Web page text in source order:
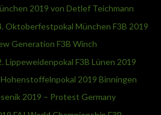
2019 von Detlef Teichmann
Oktoberfestpokal München F3B 2019
Generation F3B Winch
Lippeweidenpokal F3B Lünen 2019
Hohenstoffelnpokal 2019 Binningen
2019 – Protest Germany